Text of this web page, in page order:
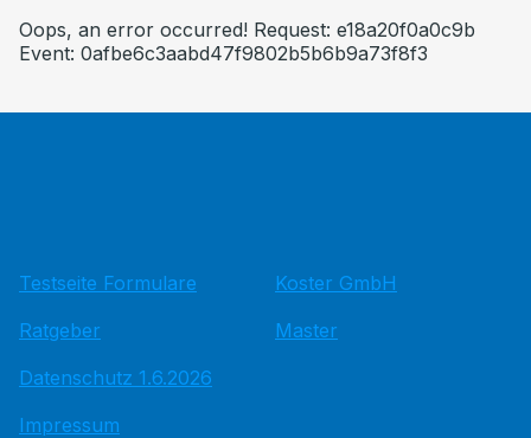
Oops, an error occurred! Request: e18a20f0a0c9b
Event: 0afbe6c3aabd47f9802b5b6b9a73f8f3
Testseite Formulare
Ratgeber
Datenschutz 1.6.2026
Impressum
Koster GmbH
Master